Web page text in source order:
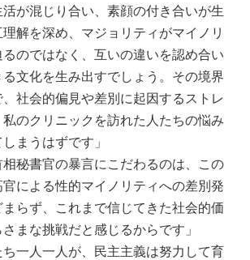
が混じり合い、素顔の付き合いが生
解を深め、マジョリティがマイノリ
のではなく、互いの違いを認め合い
文化を生み出すでしょう。その境界
社会的偏見や差別に起因するストレ
のクリニックを訪れた人たちの悩み
まうはずです」
相秘書官の暴言にこだわるのは、この
による性的マイノリティへの差別発
らず、これまで信じてきた社会的価
まな挑戦だと感じるからです」
ち一人一人が、民主主義は努力して育